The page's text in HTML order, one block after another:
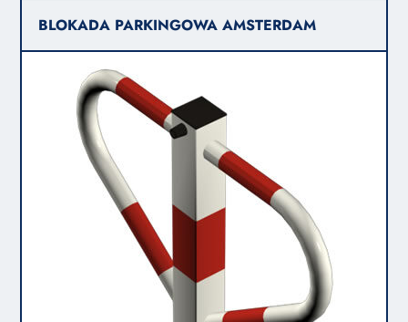
BLOKADA PARKINGOWA AMSTERDAM